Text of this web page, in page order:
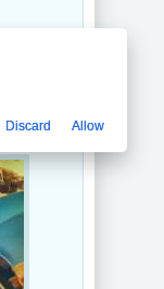
Discard Allow